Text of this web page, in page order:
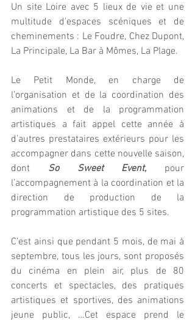
Un site Loire avec 5 lieux de vie et une
multitude d'espaces scéniques et de
cheminements : Le Foudre, Chez Dupont,
La Principale, La Bar à Mômes, La Plage.
Le Petit Monde, en charge de
l’organisation et de la coordination des
animations et de la programmation
artistiques a fait appel cette année à
d’autres prestataires extérieurs pour les
accompagner dans cette nouvelle saison,
dont So Sweet Event, pour
l’accompagnement à la coordination et la
direction de production de la
programmation artistique des 5 sites.
C’est ainsi que pendant 5 mois, de mai à
septembre, tous les jours, sont proposés
du cinéma en plein air, plus de 80
concerts et spectacles, des pratiques
artistiques et sportives, des animations
jeune public, …Cet espace prend le